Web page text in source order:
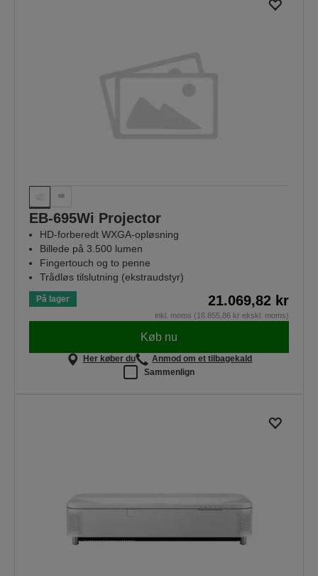
EB-695Wi Projector
HD-forberedt WXGA-opløsning
Billede på 3.500 lumen
Fingertouch og to penne
Trådløs tilslutning (ekstraudstyr)
På lager 21.069,82 kr
inkl. moms (16.855,86 kr ekskl. moms)
Køb nu
Her køber du
Anmod om et tilbagekald
Sammenlign